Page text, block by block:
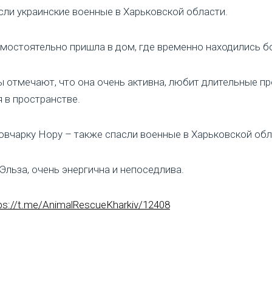
украинские военные в Харьковской области.
пришла в дом, где временно находились
отмечают, что она очень активна, любит длительные
в пространстве.
Нору – также спасли военные в Харьковской
очень энергична и непоседлива.
t.me/AnimalRescueKharkiv/12408